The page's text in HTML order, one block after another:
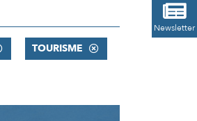

Newsletter
TOURISME